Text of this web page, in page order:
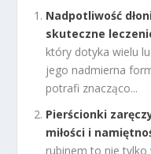
Nadpotliwość
skuteczne
który dotyka wielu
jego nadmierna
potrafi znacząco...
Pierścionki
miłości i
rubinem to nie